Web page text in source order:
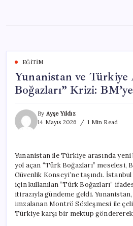
content
EĞITIM
Yunanistan ve Türkiye
Boğazları” Krizi:
By Ayşe Yıldız
14 Mayıs 2026
1 Min Read
Yunanistan ile Türkiye arasında
yol açan “Türk Boğazları” meselesi,
Güvenlik Konseyi’ne taşındı.
için kullanılan “Türk Boğazları”
itirazıyla gündeme geldi.
imzalanan Montrö Sözleşmesi ile
Türkiye karşı bir mektup